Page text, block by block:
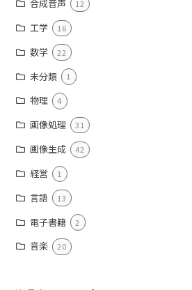
合成音声 12
工学 16
数学 22
未分類 1
物理 4
画像処理 31
画像生成 42
経営 1
言語 13
電子書籍 2
音楽 20